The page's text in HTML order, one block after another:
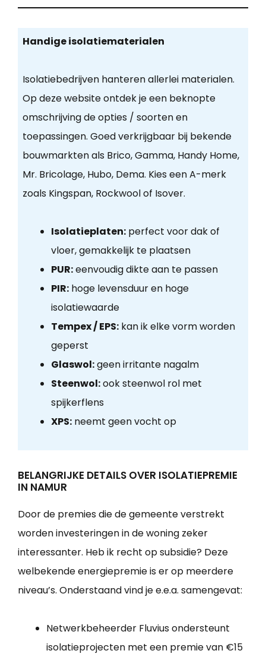
Handige isolatiematerialen
Isolatiebedrijven hanteren allerlei materialen.
Op deze website ontdek je een beknopte
omschrijving de opties / soorten en
toepassingen. Goed verkrijgbaar bij bekende
bouwmarkten als Brico, Gamma, Handy Home,
Mr. Bricolage, Hubo, Dema. Kies een A-merk
zoals Kingspan, Rockwool of Isover.
Isolatieplaten:perfect voor dak of
vloer, gemakkelijk te plaatsen
PUR:eenvoudig dikte aan te passen
PIR:hoge levensduur en hoge
isolatiewaarde
Tempex / EPS:kan ik elke vorm worden
geperst
Glaswol:geen irritante nagalm
Steenwol:ook steenwol rol met
spijkerflens
XPS:neemt geen vocht op
BELANGRIJKE DETAILS OVER ISOLATIEPREMIE
IN NAMUR
Door de premies die de gemeente verstrekt
worden investeringen in de woning zeker
interessanter. Heb ik recht op subsidie? Deze
welbekende energiepremie is er op meerdere
niveau’s. Onderstaand vind je e.e.a. samengevat:
Netwerkbeheerder Fluvius ondersteunt
isolatieprojecten met een premie van €15